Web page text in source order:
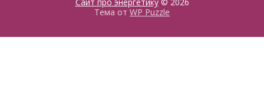
Тема от WP Puzzle